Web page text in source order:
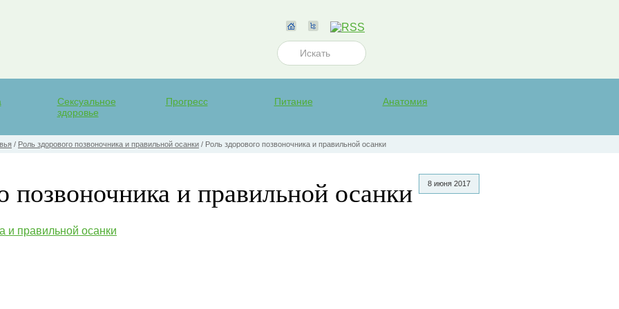
Сексуальное
здоровье
Прогресс Питание Анатомия
/ Роль здорового позвоночника и правильной осанки / Роль здорового позвоночника и правильной осанки
8 июня 2017
позвоночника и правильной осанки